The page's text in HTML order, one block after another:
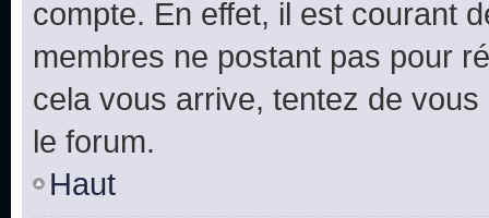
compte. En effet, il est courant
membres ne postant pas pour
cela vous arrive, tentez de
le forum.
Haut